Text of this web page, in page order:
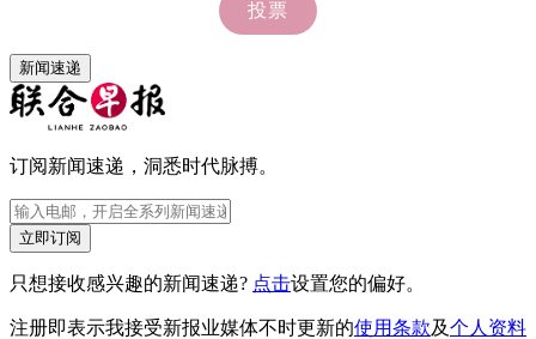
新闻速递
订阅新闻速递，洞悉时代脉搏。
立即订阅
只想接收感兴趣的新闻速递? 点击设置您的偏好。
注册即表示我接受新报业媒体不时更新的使用条款及个人资料